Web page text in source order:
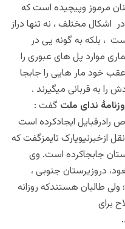
چنان مرموز وپیچیده است که
اشکال مختلف ، نه تنها دراز
است ، بلکه به گونه یی در
موارد پل های عبوری را
خود مار هایی را جابجا
به قربانی میگیرند .
گفت :
رادرقبایل ایجادکرده است
ازخبرنیویارک تایمزگفت که
جابجاکرده است. وی
دروزیرستان جنوبی ،
ولی طالبان هستندکه روزانه
برای
.